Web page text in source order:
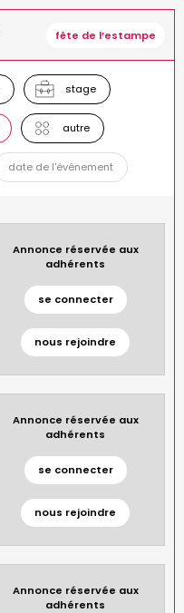
fête de l’estampe
stage
autre
date de l'événement
Annonce réservée aux
adhérents
se connecter
nous rejoindre
Annonce réservée aux
adhérents
se connecter
nous rejoindre
Annonce réservée aux
adhérents